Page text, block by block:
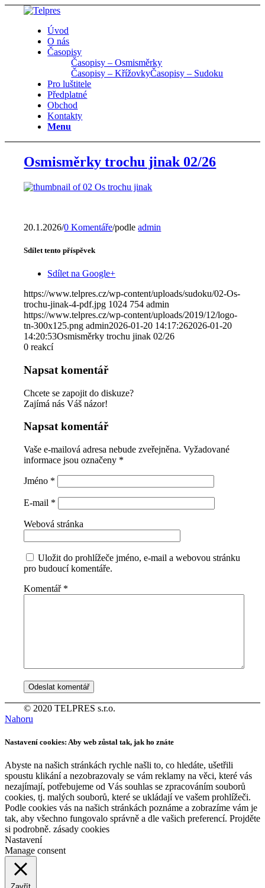
Úvod
O nás
Časopisy
Časopisy – Osmisměrky
Časopisy – KřížovkyČasopisy – Sudoku
Pro luštitele
Předplatné
Obchod
Kontakty
Menu
Osmisměrky trochu jinak 02/26
20.1.2026/0 Komentáře/podleadmin
Sdílet tento příspěvek
Sdílet na Google+
https://www.telpres.cz/wp-content/uploads/sudoku/02-Os-
trochu-jinak-4-pdf.jpg 1024 754 admin
https://www.telpres.cz/wp-content/uploads/2019/12/logo-
tn-300x125.png admin2026-01-20 14:17:262026-01-20
14:20:53Osmisměrky trochu jinak 02/26
0 reakcí
Napsat komentář
Chcete se zapojit do diskuze?
Zajímá nás Váš názor!
Napsat komentář
Vaše e-mailová adresa nebude zveřejněna. Vyžadované
informace jsou označeny *
Jméno *
E-mail *
Webová stránka
Uložit do prohlížeče jméno, e-mail a webovou stránku
pro budoucí komentáře.
Komentář *
© 2020 TELPRES s.r.o.
Nahoru
Nastavení cookies: Aby web zůstal tak, jak ho znáte
Abyste na našich stránkách rychle našli to, co hledáte, ušetřili
spoustu klikání a nezobrazovaly se vám reklamy na věci, které vás
nezajímají, potřebujeme od Vás souhlas se zpracováním souborů
cookies, tj. malých souborů, které se ukládají ve vašem prohlížeči.
Podle cookies vás na našich stránkách poznáme a zobrazíme vám je
tak, aby všechno fungovalo správně a dle vašich preferencí. Projděte
si podrobně. zásady cookies
Nastavení
Manage consent